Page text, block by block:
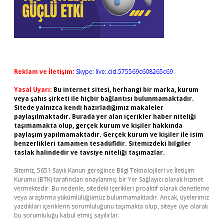
Reklam ve İletişim: Skype: live:.cid.575569c608265c69
Yasal Uyarı: Bu internet sitesi, herhangi bir marka, kurum
veya şahıs şirketi ile hiçbir bağlantısı bulunmamaktadır.
Sitede yalnızca kendi hazırladığımız makaleler
paylaşılmaktadır. Burada yer alan içerikler haber niteliği
taşımamakta olup, gerçek kurum ve kişiler hakkında
paylaşım yapılmamaktadır. Gerçek kurum ve kişiler ile isim
benzerlikleri tamamen tesadüfidir. Sitemizdeki bilgiler
taslak halindedir ve tavsiye niteliği taşımazlar.
Sitemiz, 5651 Sayılı Kanun gereğince Bilgi Teknolojileri ve İletişim
Kurumu (BTK) tarafından onaylanmış bir Yer Sağlayıcı olarak hizmet
vermektedir. Bu nedenle, sitedeki içerikleri proaktif olarak denetleme
veya araştırma yükümlülüğümüz bulunmamaktadır. Ancak, üyelerimiz
yazdıkları içeriklerin sorumluluğunu taşımakta olup, siteye üye olarak
bu sorumluluğu kabul etmiş sayılırlar.